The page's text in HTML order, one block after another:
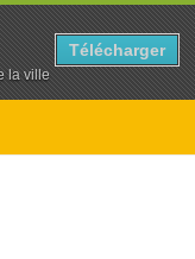
la ville
Télécharger